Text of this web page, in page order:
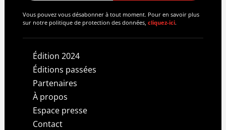
Édition 2024
Éditions passées
Partenaires
À propos
Espace presse
Contact
Vous pouvez vous désabonner à tout moment. Pour en savoir plus
sur notre politique de protection des données, cliquez-ici.